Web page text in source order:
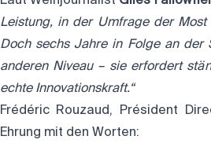
Leistung, in der Umfrage der
Doch sechs Jahre in Folge an der
anderen Niveau – sie erfordert
echte Innovationskraft.“
Frédéric Rouzaud, Président
Ehrung mit den Worten: